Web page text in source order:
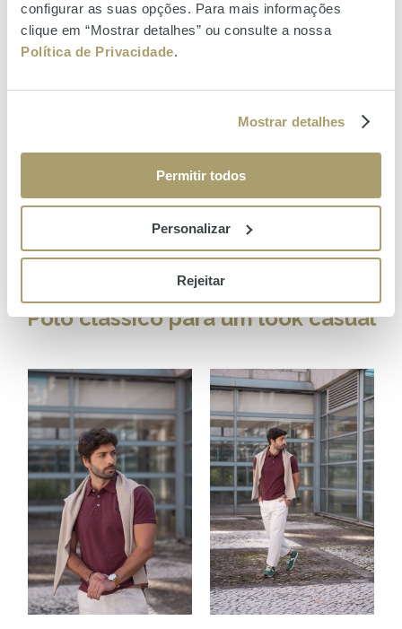
configurar as suas opções. Para mais informações
clique em “Mostrar detalhes” ou consulte a nossa
Política de Privacidade.
Mostrar detalhes
Permitir todos
Personalizar
Rejeitar
COM UM TOQUE SOFISTICADO
Polos
surgem em paletas de cores
neutras e naturais, perfeitas para os dias de
Polo clássico para um look casual